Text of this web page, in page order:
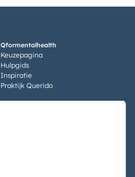
Qformentalhealth
Keuzepagina
Hulpgids
Inspiratie
Praktijk Querido